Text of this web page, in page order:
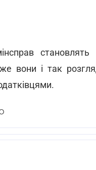
становлять
вони і так